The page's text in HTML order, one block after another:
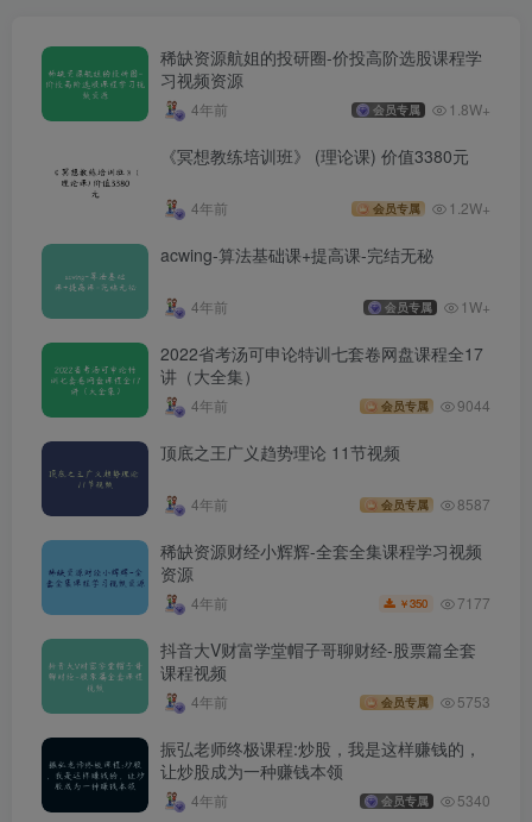
稀缺资源航姐的投研圈-价投高阶选股课程学
习视频资源
4年前 会员专属 1.8W+
《冥想教练培训班》 (理论课) 价值3380元
4年前 会员专属 1.2W+
acwing-算法基础课+提高课-完结无秘
4年前 会员专属 1W+
2022省考汤可申论特训七套卷网盘课程全17
讲（大全集）
4年前 会员专属 9044
顶底之王广义趋势理论 11节视频
4年前 会员专属 8587
稀缺资源财经小辉辉-全套全集课程学习视频
资源
4年前 ￥350 7177
抖音大V财富学堂帽子哥聊财经-股票篇全套
课程视频
4年前 会员专属 5753
振弘老师终极课程:炒股，我是这样赚钱的，
让炒股成为一种赚钱本领
4年前 会员专属 5340